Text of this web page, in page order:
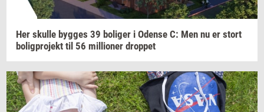
Her skul­le byg­ges 39 bo­li­ger i Oden­se C: Men nu er stort
bo­lig­pro­jekt til 56 mil­li­o­ner drop­pet